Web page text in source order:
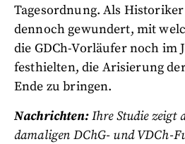
Tagesordnung. Als
dennoch gewundert, mit
die GDCh-Vorläufer noch im
festhielten, die Arisierung
Ende zu bringen.
Nachrichten:Ihre Studie zeigt
damaligen DChG- und VDCh-